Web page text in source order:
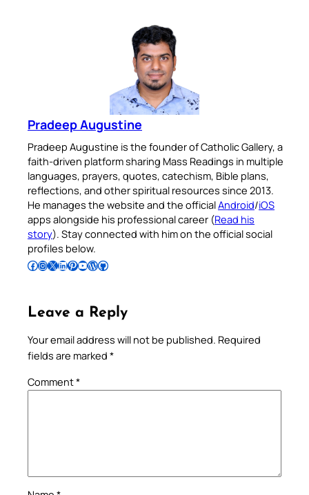
Pradeep Augustine
Pradeep Augustine is the founder of Catholic Gallery, a
faith-driven platform sharing Mass Readings in multiple
languages, prayers, quotes, catechism, Bible plans,
reflections, and other spiritual resources since 2013.
He manages the website and the officialAndroid/iOS
apps alongside his professional career (Read his
story). Stay connected with him on the official social
profiles below.
Follow Pradeep on Facebook Follow Pradeep on InstagramFollow Pradeep on X Follow Pradeep on LinkedIn Follow Pradeep on Pinterest Subscribe to Pradeep’s Youtube Channel Follow Pradeep on WordPress Follow Pradeep on GitHub
Leave a Reply
Your email address will not be published. Required
fields are marked *
Comment*